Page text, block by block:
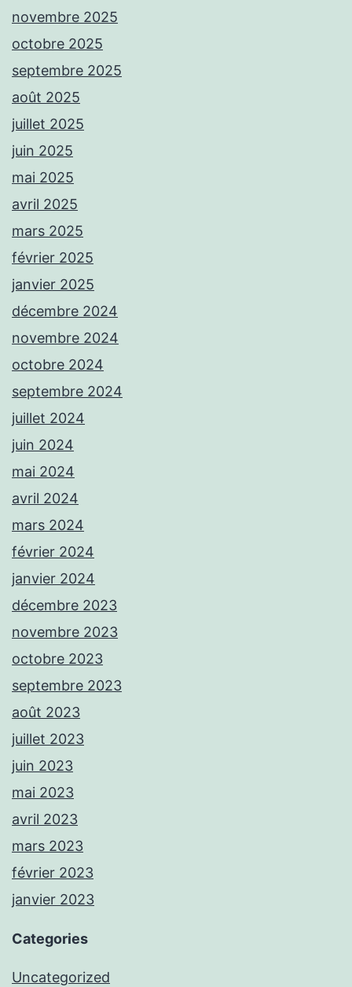
novembre 2025
octobre 2025
septembre 2025
août 2025
juillet 2025
juin 2025
mai 2025
avril 2025
mars 2025
février 2025
janvier 2025
décembre 2024
novembre 2024
octobre 2024
septembre 2024
juillet 2024
juin 2024
mai 2024
avril 2024
mars 2024
février 2024
janvier 2024
décembre 2023
novembre 2023
octobre 2023
septembre 2023
août 2023
juillet 2023
juin 2023
mai 2023
avril 2023
mars 2023
février 2023
janvier 2023
Categories
Uncategorized